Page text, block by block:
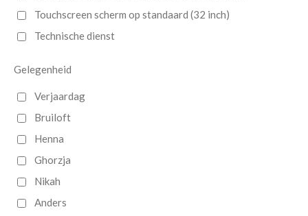
Touchscreen scherm op standaard (32 inch)
Technische dienst
Gelegenheid
Verjaardag
Bruiloft
Henna
Ghorzja
Nikah
Anders